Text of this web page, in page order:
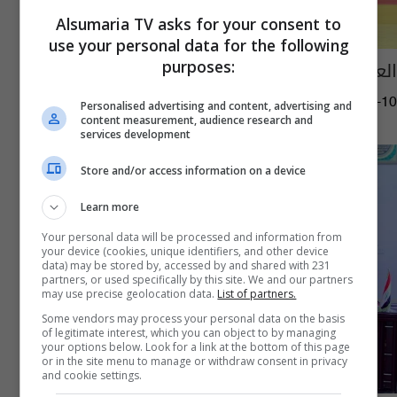
العراق أول المشاركين في "جراند سلام" للجودو
02:41 | 2022-03-10
Alsumaria TV asks for your consent to
use your personal data for the following
purposes:
Personalised advertising and content, advertising and
content measurement, audience research and
services development
Store and/or access information on a device
Learn more
Your personal data will be processed and information from
your device (cookies, unique identifiers, and other device
data) may be stored by, accessed by and shared with 231
partners, or used specifically by this site. We and our partners
may use precise geolocation data. List of partners.
Some vendors may process your personal data on the basis
of legitimate interest, which you can object to by managing
your options below. Look for a link at the bottom of this page
or in the site menu to manage or withdraw consent in privacy
and cookie settings.